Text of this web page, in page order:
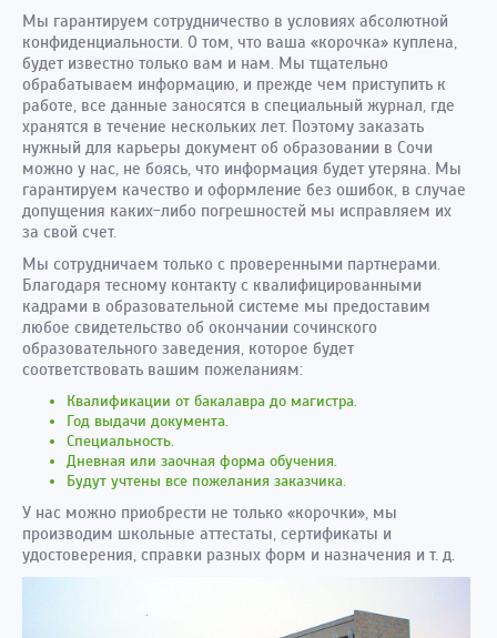
Мы гарантируем сотрудничество в условиях абсолютной
конфиденциальности. О том, что ваша «корочка» куплена,
будет известно только вам и нам. Мы тщательно
обрабатываем информацию, и прежде чем приступить к
работе, все данные заносятся в специальный журнал, где
хранятся в течение нескольких лет. Поэтому заказать
нужный для карьеры документ об образовании в Сочи
можно у нас, не боясь, что информация будет утеряна. Мы
гарантируем качество и оформление без ошибок, в случае
допущения каких-либо погрешностей мы исправляем их
за свой счет.
Мы сотрудничаем только с проверенными партнерами.
Благодаря тесному контакту с квалифицированными
кадрами в образовательной системе мы предоставим
любое свидетельство об окончании сочинского
образовательного заведения, которое будет
соответствовать вашим пожеланиям:
Квалификации от бакалавра до магистра.
Год выдачи документа.
Специальность.
Дневная или заочная форма обучения.
Будут учтены все пожелания заказчика.
У нас можно приобрести не только «корочки», мы
производим школьные аттестаты, сертификаты и
удостоверения, справки разных форм и назначения и т. д.